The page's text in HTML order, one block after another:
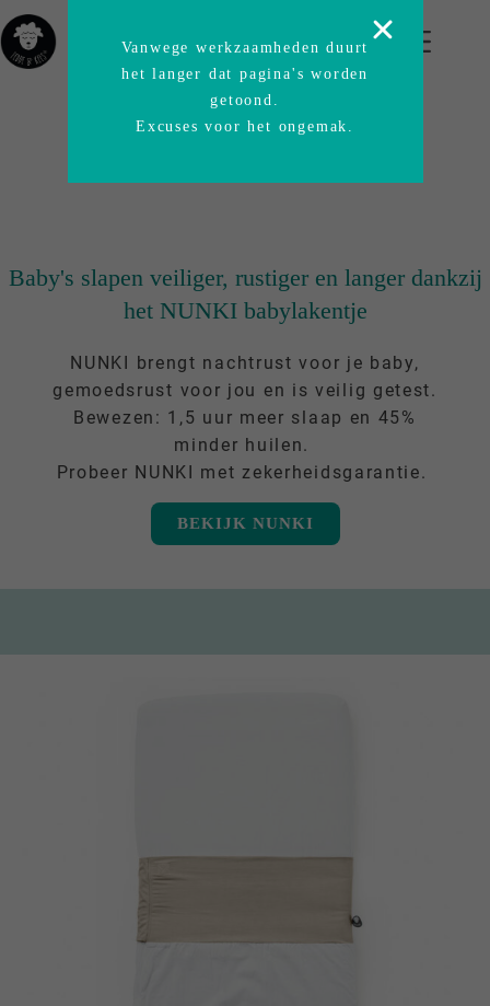
Baby's slapen veiliger, rustiger en langer dankzij
het NUNKI babylakentje
NUNKI brengt nachtrust voor je baby,
gemoedsrust voor jou en is veilig getest.
Bewezen: 1,5 uur meer slaap en 45%
minder huilen.
Probeer NUNKI met zekerheidsgarantie.
BEKIJK NUNKI
Vanwege werkzaamheden duurt
het langer dat pagina's worden
getoond.
Excuses voor het ongemak.